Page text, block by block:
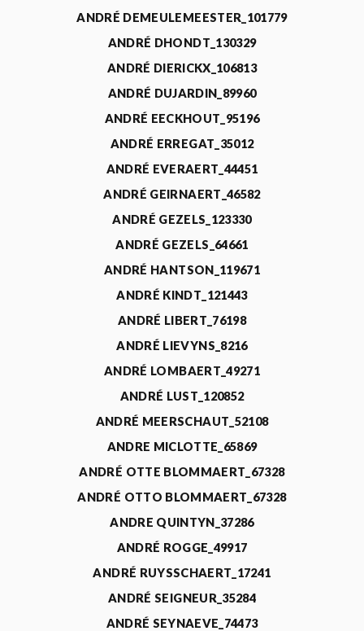
ANDRÉ DEMEULEMEESTER_101779
ANDRÉ DHONDT_130329
ANDRÉ DIERICKX_106813
ANDRÉ DUJARDIN_89960
ANDRÉ EECKHOUT_95196
ANDRÉ ERREGAT_35012
ANDRÉ EVERAERT_44451
ANDRÉ GEIRNAERT_46582
ANDRÉ GEZELS_123330
ANDRÉ GEZELS_64661
ANDRÉ HANTSON_119671
ANDRÉ KINDT_121443
ANDRÉ LIBERT_76198
ANDRÉ LIEVYNS_8216
ANDRÉ LOMBAERT_49271
ANDRÉ LUST_120852
ANDRÉ MEERSCHAUT_52108
ANDRE MICLOTTE_65869
ANDRÉ OTTE BLOMMAERT_67328
ANDRÉ OTTO BLOMMAERT_67328
ANDRE QUINTYN_37286
ANDRÉ ROGGE_49917
ANDRÉ RUYSSCHAERT_17241
ANDRÉ SEIGNEUR_35284
ANDRÉ SEYNAEVE_74473